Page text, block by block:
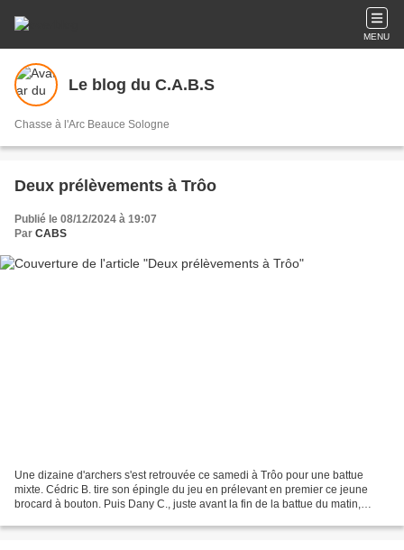
MENU
Le blog du C.A.B.S
Chasse à l'Arc Beauce Sologne
Deux prélèvements à Trôo
Publié le 08/12/2024 à 19:07
Par CABS
Une dizaine d'archers s'est retrouvée ce samedi à Trôo pour une battue
mixte. Cédric B. tire son épingle du jeu en prélevant en premier ce jeune
brocard à bouton. Puis Dany C., juste avant la fin de la battue du matin,